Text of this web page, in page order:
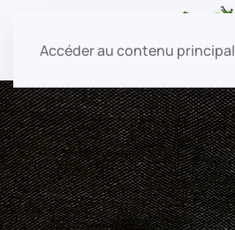
Accéder au contenu principal